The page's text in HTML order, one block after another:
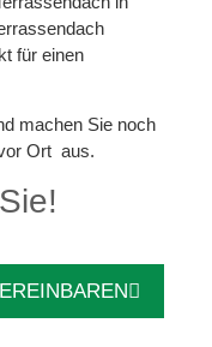
für einen
machen Sie noch
Ort aus.